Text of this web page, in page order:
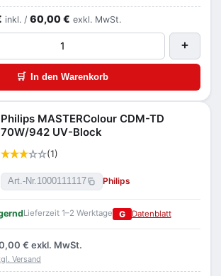
inkl. / 60,00 € exkl. MwSt.
+
🛒 In den Warenkorb
Philips MASTERColour CDM-TD
70W/942 UV-Block
(1)
Art.-Nr. 1000111117 Philips
Lieferzeit 1–2 Werktage G Datenblatt
€ exkl. MwSt.
Versand